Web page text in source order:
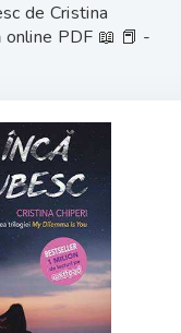
de Cristina
PDF 📖 📕 -